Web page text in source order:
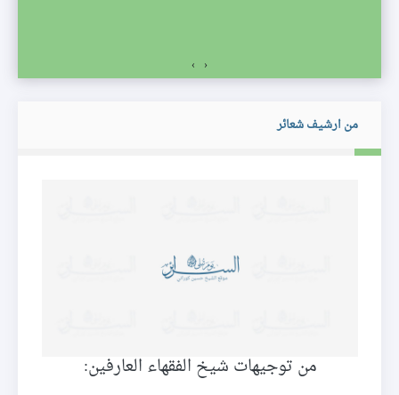
‹
›
من ارشيف شعائر
من توجيهات شيخ الفقهاء العارفين: